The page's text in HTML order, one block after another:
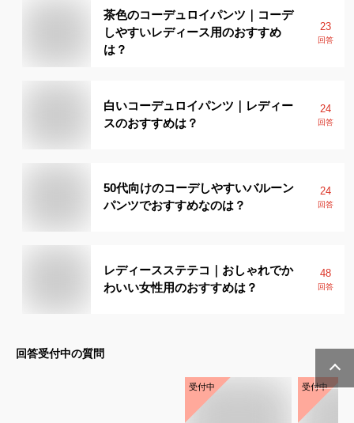
茶色のコーデュロイパンツ｜コーデ
しやすいレディース用のおすすめ
は？
23
回答
白いコーデュロイパンツ｜レディー
スのおすすめは？
24
回答
50代向けのコーデしやすいバルーン
パンツでおすすめなのは？
24
回答
レディースステテコ｜おしゃれでか
わいい女性用のおすすめは？
48
回答
回答受付中の質問
受付中 受付中